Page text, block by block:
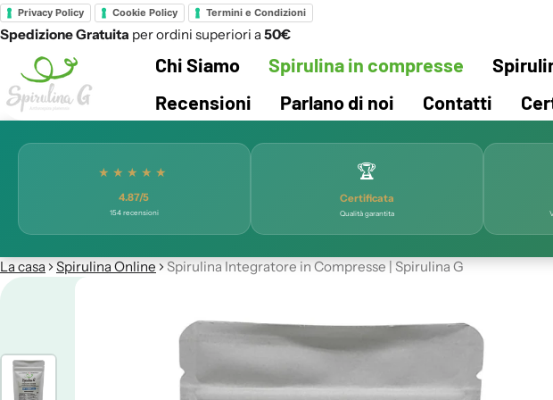
Privacy Policy Cookie Policy Termini e Condizioni
Spedizione Gratuita per ordini superiori a50€
Chi Siamo Spirulina in compresse
Recensioni
Parlano di noi Contatti
★★★★★
4.87/5
154 recensioni
🏆
Certificata
Qualità garantita
La casa Spirulina Online Spirulina Integratore in Compresse | Spirulina G
sui prodotti